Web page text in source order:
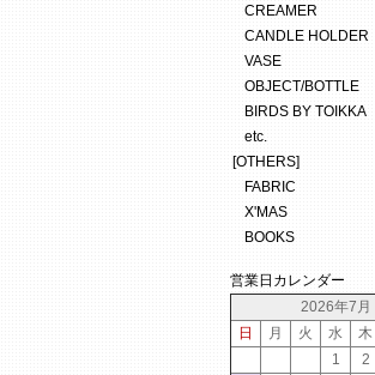
CREAMER
CANDLE HOLDER
VASE
OBJECT/BOTTLE
BIRDS BY TOIKKA
etc.
[OTHERS]
FABRIC
X'MAS
BOOKS
営業日カレンダー
2026年7月
日
月 火 水 木
1
2